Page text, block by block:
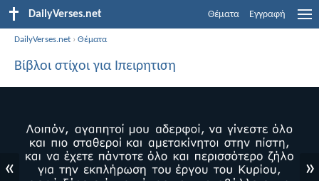
DailyVerses.net Θέματα Εγγραφή
DailyVerses.net ›Θέματα
Βίβλοι στίχοι για Ιπειρητιση
« »